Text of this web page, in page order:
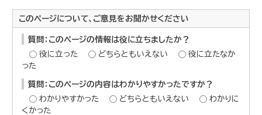
このページについて、ご意見をお聞かせください
質問：このページの情報は役に立ちましたか？
役に立った
どちらともいえない
役に立たなか
った
質問：このページの内容はわかりやすかったですか？
わかりやすかった
どちらともいえない
わかりに
くかった